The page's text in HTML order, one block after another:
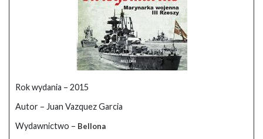
Rok wydania – 2015
Autor – Juan Vazquez Garcia
Wydawnictwo – Bellona